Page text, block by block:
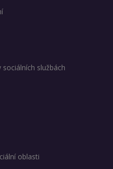
službách
oblasti